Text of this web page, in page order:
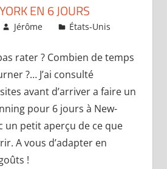
EN 6 JOURS
Jérôme États-Unis
rater ? Combien de temps
?… J’ai consulté
avant d’arriver a faire un
pour 6 jours à New-
un petit aperçu de ce que
A vous d’adapter en
!